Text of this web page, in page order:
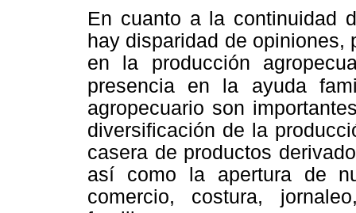
En cuanto a la continuidad
hay disparidad de opiniones,
en la producción
presencia en la ayuda
agropecuario son
diversificación de la
casera de productos
así como la apertura de
comercio, costura,